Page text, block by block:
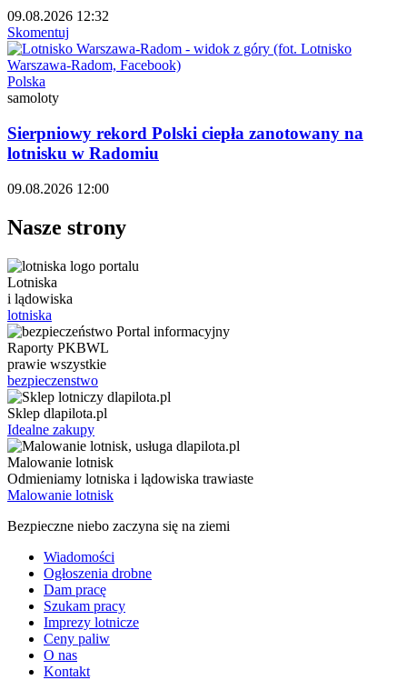
09.08.2026 12:32
Skomentuj
Polska
samoloty
Sierpniowy rekord Polski ciepła zanotowany na
lotnisku w Radomiu
09.08.2026 12:00
Nasze strony
Lotniska
i lądowiska
lotniska
Raporty PKBWL
prawie wszystkie
bezpieczenstwo
Sklep dlapilota.pl
Idealne zakupy
Malowanie lotnisk
Odmieniamy lotniska i lądowiska trawiaste
Malowanie lotnisk
Bezpieczne niebo zaczyna się na ziemi
Wiadomości
Ogłoszenia drobne
Dam pracę
Szukam pracy
Imprezy lotnicze
Ceny paliw
O nas
Kontakt